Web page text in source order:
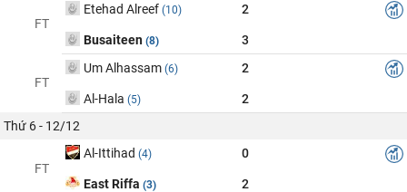
FT
Etehad Alreef (10) 2
Busaiteen (8) 3
FT
Um Alhassam (6) 2
Al-Hala (5)
2
Thứ 6 - 12/12
FT
Al-Ittihad (4) 0
East Riffa (3) 2